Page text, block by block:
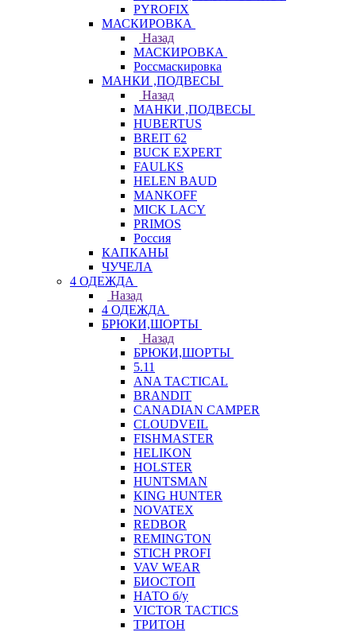
PYROFIX
МАСКИРОВКА
Назад
МАСКИРОВКА
Россмаскировка
МАНКИ ,ПОДВЕСЫ
Назад
МАНКИ ,ПОДВЕСЫ
HUBERTUS
BREIT 62
BUCK EXPERT
FAULKS
HELEN BAUD
MANKOFF
MICK LACY
PRIMOS
Россия
КАПКАНЫ
ЧУЧЕЛА
4 ОДЕЖДА
Назад
4 ОДЕЖДА
БРЮКИ,ШОРТЫ
Назад
БРЮКИ,ШОРТЫ
5.11
ANA TACTICAL
BRANDIT
CANADIAN CAMPER
CLOUDVEIL
FISHMASTER
HELIKON
HOLSTER
HUNTSMAN
KING HUNTER
NOVATEX
REDBOR
REMINGTON
STICH PROFI
VAV WEAR
БИОСТОП
НАТО б/у
VICTOR TACTICS
ТРИТОН